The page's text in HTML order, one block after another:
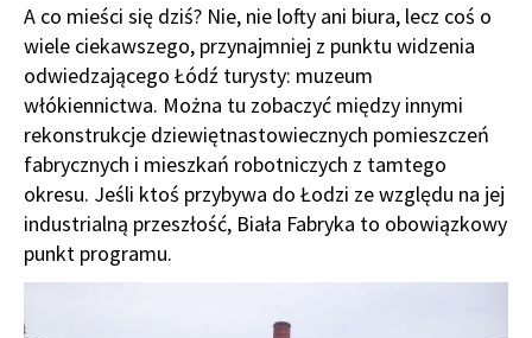
A co mieści się dziś? Nie, nie lofty ani biura, lecz coś o
wiele ciekawszego, przynajmniej z punktu widzenia
odwiedzającego Łódź turysty: muzeum
włókiennictwa. Można tu zobaczyć między innymi
rekonstrukcje dziewiętnastowiecznych pomieszczeń
fabrycznych i mieszkań robotniczych z tamtego
okresu. Jeśli ktoś przybywa do Łodzi ze względu na jej
industrialną przeszłość, Biała Fabryka to obowiązkowy
punkt programu.